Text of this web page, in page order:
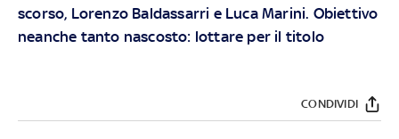
scorso, Lorenzo Baldassarri e Luca Marini. Obiettivo
neanche tanto nascosto: lottare per il titolo
CONDIVIDI